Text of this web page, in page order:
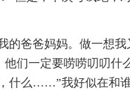
的爸爸妈妈。做一想我
他们一定要唠唠叨叨什
什么……”我好似在和